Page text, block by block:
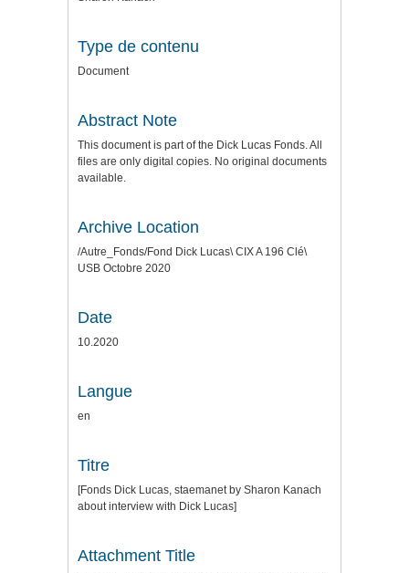
Type de contenu
Document
Abstract Note
This document is part of the Dick Lucas Fonds. All
files are only digital copies. No original documents
available.
Archive Location
/Autre_Fonds/Fond Dick Lucas\ CIX A 196 Clé\
USB Octobre 2020
Date
10.2020
Langue
en
Titre
[Fonds Dick Lucas, staemanet by Sharon Kanach
about interview with Dick Lucas]
Attachment Title